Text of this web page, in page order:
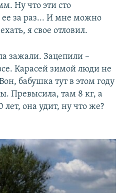
Ну что эти сто
за раз... И мне можно
я свое отловил.
зажали. Зацепили –
Карасей зимой люди не
бабушка тут в этом году
Превысила, там 8 кг, а
она удит, ну что же?